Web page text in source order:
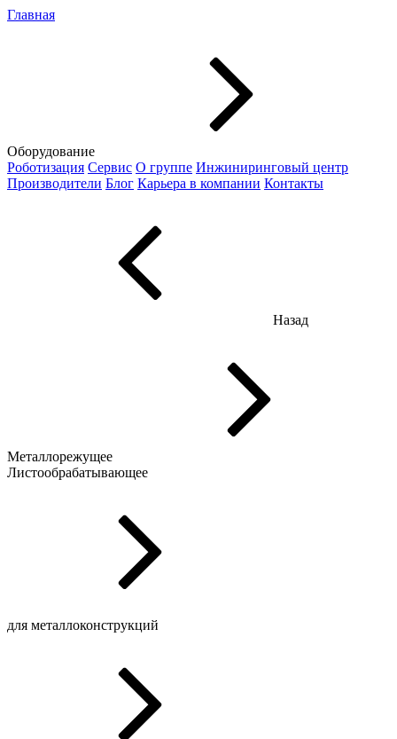
Главная
Оборудование
Роботизация Сервис О группе Инжиниринговый центр
Производители Блог Карьера в компании Контакты
Назад
Металлорежущее
Листообрабатывающее
для металлоконструкций